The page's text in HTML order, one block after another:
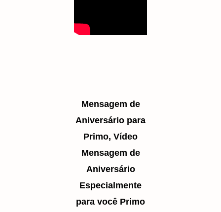
Mensagem de
Aniversário para
Primo, Vídeo
Mensagem de
Aniversário
Especialmente
para você Primo